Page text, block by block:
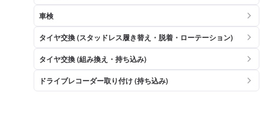
車検
タイヤ交換 (スタッドレス履き替え・脱着・ローテーション)
タイヤ交換 (組み換え・持ち込み)
ドライブレコーダー取り付け (持ち込み)